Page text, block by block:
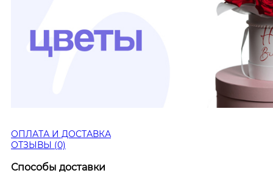
ОПЛАТА И ДОСТАВКА
ОТЗЫВЫ (0)
Способы доставки